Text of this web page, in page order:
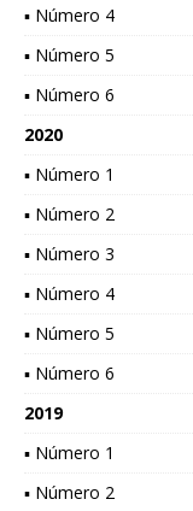
▪ Número 4
▪ Número 5
▪ Número 6
2020
▪ Número 1
▪ Número 2
▪ Número 3
▪ Número 4
▪ Número 5
▪ Número 6
2019
▪ Número 1
▪ Número 2